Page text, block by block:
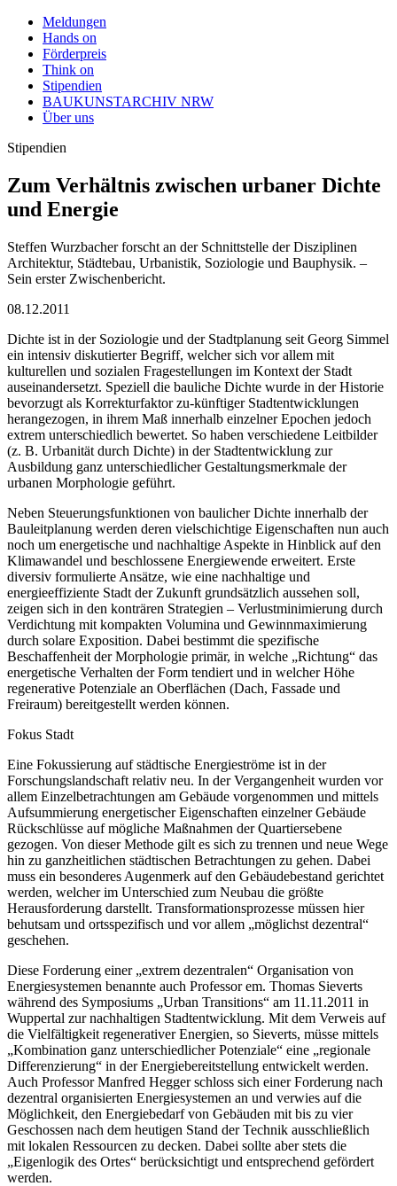
Meldungen
Hands on
Förderpreis
Think on
Stipendien
BAUKUNSTARCHIV NRW
Über uns
Stipendien
Zum Verhältnis zwischen urbaner Dichte
und Energie
Steffen Wurzbacher forscht an der Schnittstelle der Disziplinen
Architektur, Städtebau, Urbanistik, Soziologie und Bauphysik. –
Sein erster Zwischenbericht.
08.12.2011
Dichte ist in der Soziologie und der Stadtplanung seit Georg Simmel
ein intensiv diskutierter Begriff, welcher sich vor allem mit
kulturellen und sozialen Fragestellungen im Kontext der Stadt
auseinandersetzt. Speziell die bauliche Dichte wurde in der Historie
bevorzugt als Korrekturfaktor zu-künftiger Stadtentwicklungen
herangezogen, in ihrem Maß innerhalb einzelner Epochen jedoch
extrem unterschiedlich bewertet. So haben verschiedene Leitbilder
(z. B. Urbanität durch Dichte) in der Stadtentwicklung zur
Ausbildung ganz unterschiedlicher Gestaltungsmerkmale der
urbanen Morphologie geführt.
Neben Steuerungsfunktionen von baulicher Dichte innerhalb der
Bauleitplanung werden deren vielschichtige Eigenschaften nun auch
noch um energetische und nachhaltige Aspekte in Hinblick auf den
Klimawandel und beschlossene Energiewende erweitert. Erste
diversiv formulierte Ansätze, wie eine nachhaltige und
energieeffiziente Stadt der Zukunft grundsätzlich aussehen soll,
zeigen sich in den konträren Strategien – Verlustminimierung durch
Verdichtung mit kompakten Volumina und Gewinnmaximierung
durch solare Exposition. Dabei bestimmt die spezifische
Beschaffenheit der Morphologie primär, in welche „Richtung“ das
energetische Verhalten der Form tendiert und in welcher Höhe
regenerative Potenziale an Oberflächen (Dach, Fassade und
Freiraum) bereitgestellt werden können.
Fokus Stadt
Eine Fokussierung auf städtische Energieströme ist in der
Forschungslandschaft relativ neu. In der Vergangenheit wurden vor
allem Einzelbetrachtungen am Gebäude vorgenommen und mittels
Aufsummierung energetischer Eigenschaften einzelner Gebäude
Rückschlüsse auf mögliche Maßnahmen der Quartiersebene
gezogen. Von dieser Methode gilt es sich zu trennen und neue Wege
hin zu ganzheitlichen städtischen Betrachtungen zu gehen. Dabei
muss ein besonderes Augenmerk auf den Gebäudebestand gerichtet
werden, welcher im Unterschied zum Neubau die größte
Herausforderung darstellt. Transformationsprozesse müssen hier
behutsam und ortsspezifisch und vor allem „möglichst dezentral“
geschehen.
Diese Forderung einer „extrem dezentralen“ Organisation von
Energiesystemen benannte auch Professor em. Thomas Sieverts
während des Symposiums „Urban Transitions“ am 11.11.2011 in
Wuppertal zur nachhaltigen Stadtentwicklung. Mit dem Verweis auf
die Vielfältigkeit regenerativer Energien, so Sieverts, müsse mittels
„Kombination ganz unterschiedlicher Potenziale“ eine „regionale
Differenzierung“ in der Energiebereitstellung entwickelt werden.
Auch Professor Manfred Hegger schloss sich einer Forderung nach
dezentral organisierten Energiesystemen an und verwies auf die
Möglichkeit, den Energiebedarf von Gebäuden mit bis zu vier
Geschossen nach dem heutigen Stand der Technik ausschließlich
mit lokalen Ressourcen zu decken. Dabei sollte aber stets die
„Eigenlogik des Ortes“ berücksichtigt und entsprechend gefördert
werden.